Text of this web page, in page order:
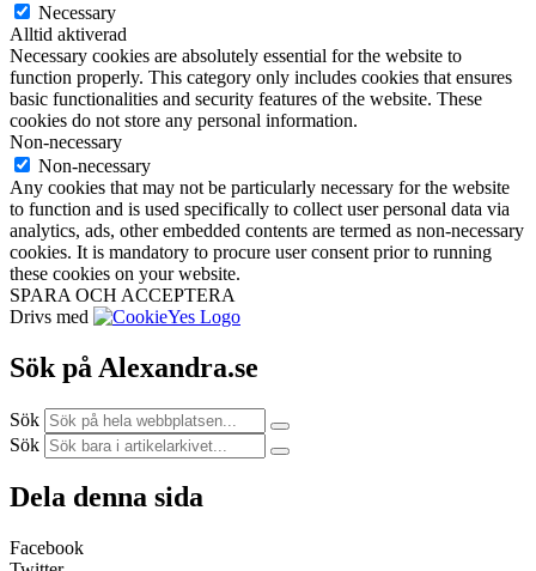
Necessary
Alltid aktiverad
Necessary cookies are absolutely essential for the website to
function properly. This category only includes cookies that ensures
basic functionalities and security features of the website. These
cookies do not store any personal information.
Non-necessary
Non-necessary
Any cookies that may not be particularly necessary for the website
to function and is used specifically to collect user personal data via
analytics, ads, other embedded contents are termed as non-necessary
cookies. It is mandatory to procure user consent prior to running
these cookies on your website.
SPARA OCH ACCEPTERA
Drivs med
Sök på Alexandra.se
Sök
Sök
Dela denna sida
Facebook